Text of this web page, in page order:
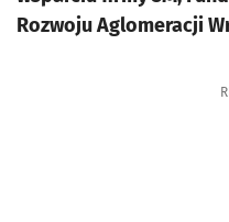
Rozwoju Aglomeracji